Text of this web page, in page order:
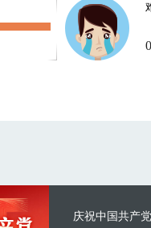
0
庆祝中国共产